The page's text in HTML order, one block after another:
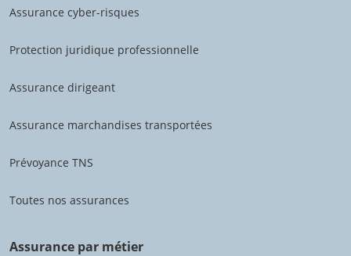
Assurance cyber-risques
Protection juridique professionnelle
Assurance dirigeant
Assurance marchandises transportées
Prévoyance TNS
Toutes nos assurances
Assurance par métier